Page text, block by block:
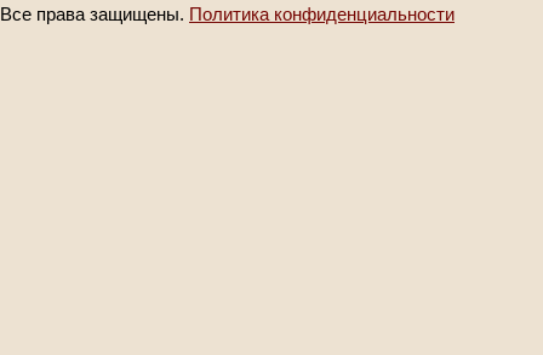
Все права защищены. Политика конфиденциальности